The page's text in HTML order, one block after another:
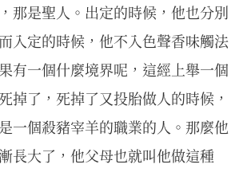
那是聖人。出定的時候，他也分別
入定的時候，他不入色聲香味觸法
有一個什麼境界呢，這經上舉一個
掉了，死掉了又投胎做人的時候，
一個殺豬宰羊的職業的人。那麼他
長大了，他父母也就叫他做這種